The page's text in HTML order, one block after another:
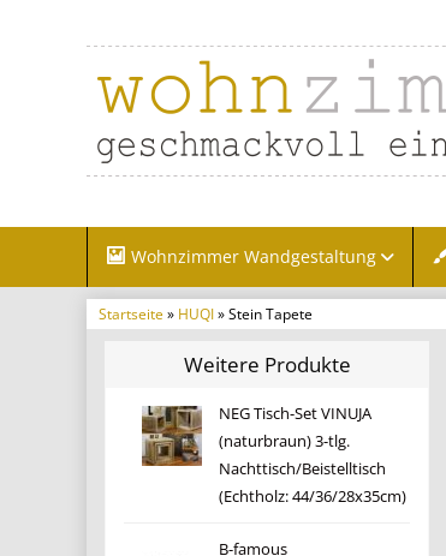
Wohnzimmer Wandgestaltung
Startseite» HUQI» Stein Tapete
Weitere Produkte
NEG Tisch-Set VINUJA
(naturbraun) 3-tlg.
Nachttisch/Beistelltisch
(Echtholz: 44/36/28x35cm)
B-famous